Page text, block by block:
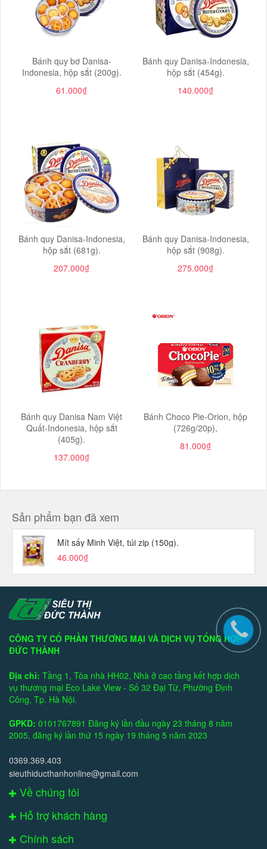
Bánh quy bơ Danisa-
Indonesia, hộp sắt (200g).
61.000₫
Bánh quy Danisa-Indonesia,
hộp sắt (454g).
140.000₫
Bánh quy Danisa-Indonesia,
hộp sắt (681g).
207.000₫
Bánh quy Danisa-Indonesia,
hộp sắt (908g).
275.000₫
Bánh quy Danisa Nam Việt
Quất-Indonesia, hộp sắt
(405g).
137.000₫
Bánh Choco Pie-Orion, hộp
(726g/20p),
81.000₫
Sản phẩm bạn đã xem
Mít sấy Minh Việt, túi zip (150g).
46.000₫
CÔNG TY CỔ PHẦN THƯƠNG MẠI VÀ DỊCH VỤ TỔNG HỢP
ĐỨC THÀNH
Địa chỉ: Tầng 1, Tòa nhà HH02, Nhà ở cao tầng kết hợp dịch
vụ thương mại Eco Lake View - Số 32 Đại Từ, Phường Định
Công, Tp. Hà Nội.
GPKD: 0101767891 Đăng ký lần đầu ngày 23 tháng 8 năm
2005, đăng ký lần thứ 15 ngày 19 tháng 5 năm 2023
0369.369.403
sieuthiducthanhonline@gmail.com
Về chúng tôi
Hỗ trợ khách hàng
Chính sách